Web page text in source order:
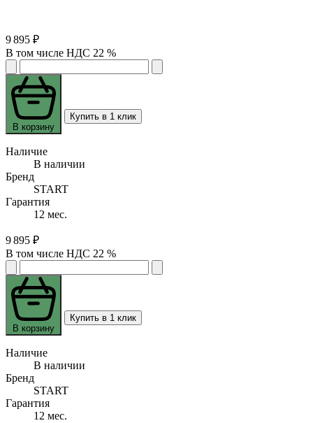
9 895 ₽
В том числе НДС 22 %
В корзину
Купить в 1 клик
Наличие
В наличии
Бренд
START
Гарантия
12 мес.
9 895 ₽
В том числе НДС 22 %
В корзину
Купить в 1 клик
Наличие
В наличии
Бренд
START
Гарантия
12 мес.